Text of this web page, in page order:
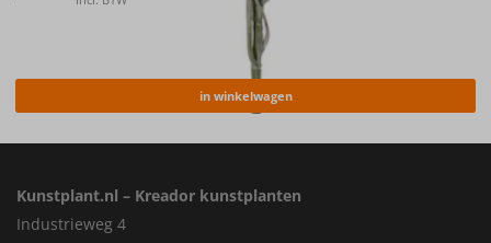
in winkelwagen
Kunstplant.nl – Kreador kunstplanten
Industrieweg 4